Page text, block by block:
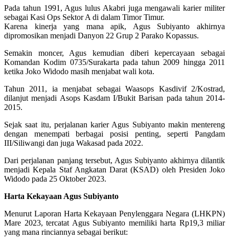
Pada tahun 1991, Agus lulus Akabri juga mengawali karier militer
sebagai Kasi Ops Sektor A di dalam Timor Timur.
Karena kinerja yang mana apik, Agus Subiyanto akhirnya
dipromosikan menjadi Danyon 22 Grup 2 Parako Kopassus.
Semakin moncer, Agus kemudian diberi kepercayaan sebagai
Komandan Kodim 0735/Surakarta pada tahun 2009 hingga 2011
ketika Joko Widodo masih menjabat wali kota.
Tahun 2011, ia menjabat sebagai Waasops Kasdivif 2/Kostrad,
dilanjut menjadi Asops Kasdam I/Bukit Barisan pada tahun 2014-
2015.
Sejak saat itu, perjalanan karier Agus Subiyanto makin mentereng
dengan menempati berbagai posisi penting, seperti Pangdam
III/Siliwangi dan juga Wakasad pada 2022.
Dari perjalanan panjang tersebut, Agus Subiyanto akhirnya dilantik
menjadi Kepala Staf Angkatan Darat (KSAD) oleh Presiden Joko
Widodo pada 25 Oktober 2023.
Harta Kekayaan Agus Subiyanto
Menurut Laporan Harta Kekayaan Penylenggara Negara (LHKPN)
Mare 2023, tercatat Agus Subiyanto memiliki harta Rp19,3 miliar
yang mana rinciannya sebagai berikut: